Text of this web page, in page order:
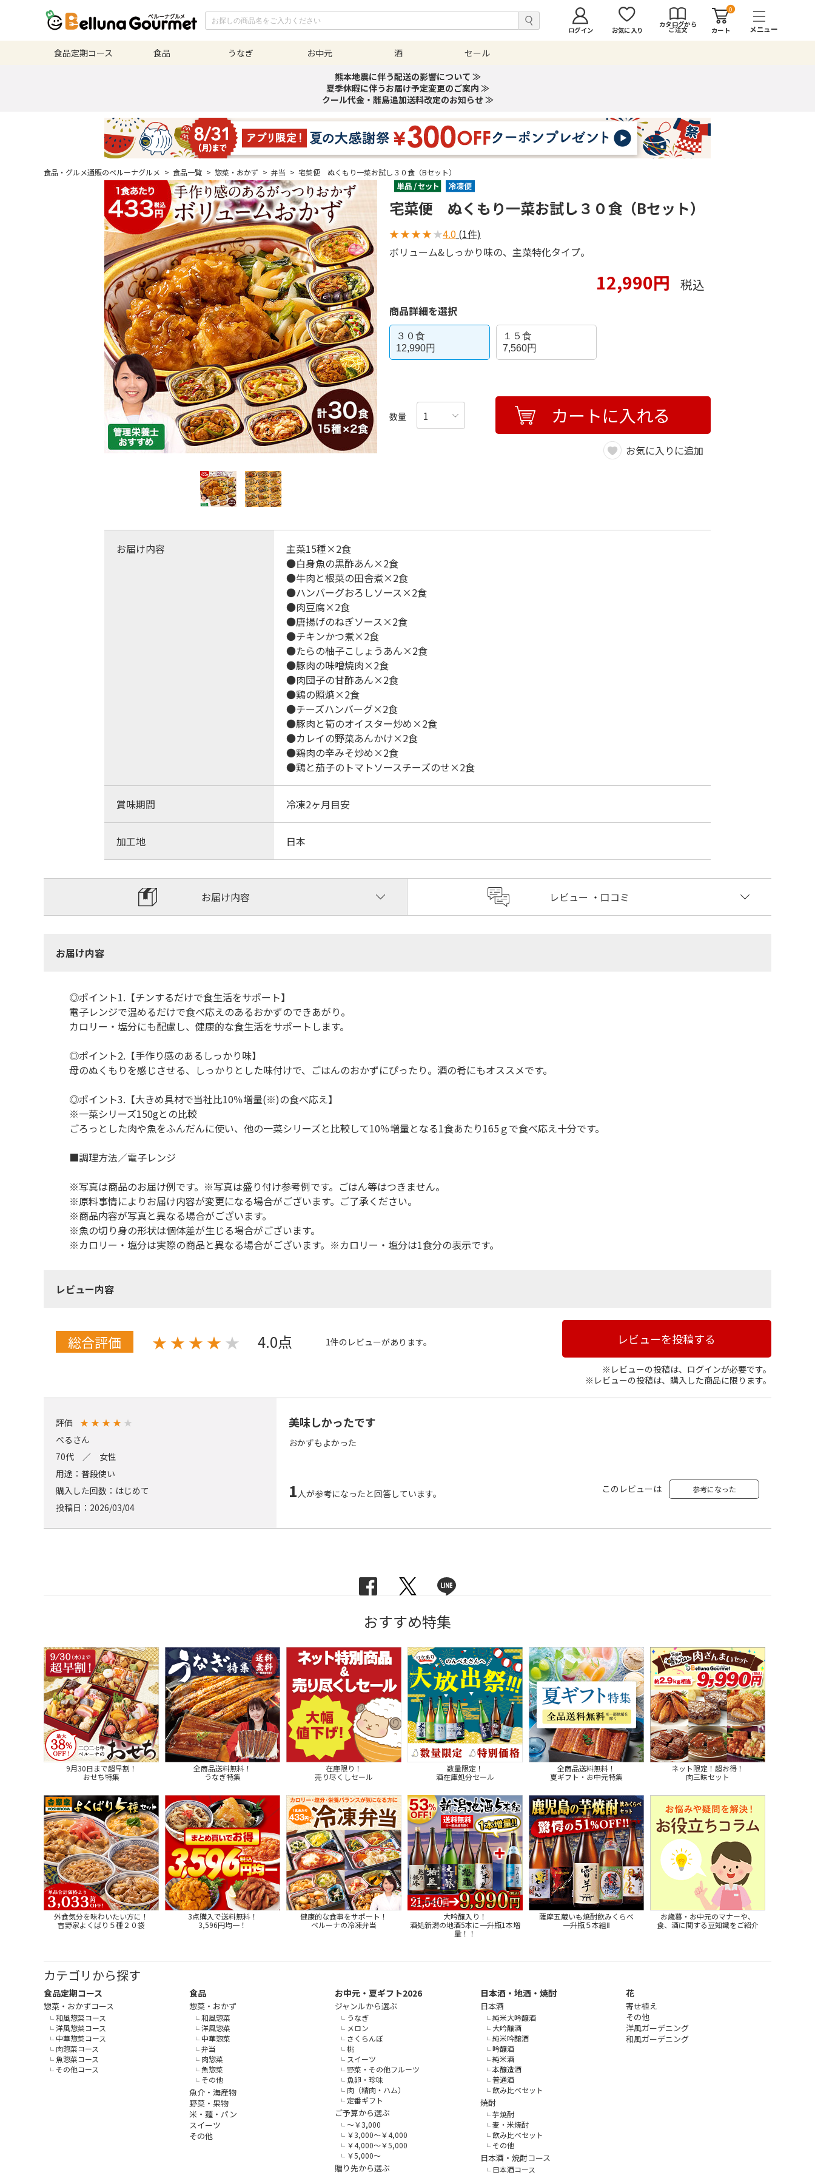
ログイン お気に入り
カタログから
ご注文
0
カート
食品定期コース 食品 うなぎ お中元 酒
セール
熊本地震に伴う配送の影響について ≫
夏季休暇に伴うお届け予定変更のご案内 ≫
クール代金・離島追加送料改定のお知らせ ≫
食品・グルメ通販のベルーナグルメ > 食品一覧 > 惣菜・おかず > 弁当 > 宅菜便 ぬくもり一菜お試し３０食（Bセット）
宅菜便 ぬくもり一菜お試し３０食（Bセット）
★★★★★4.0 (1件)
ボリューム&しっかり味の、主菜特化タイプ。
12,990円 税込
商品詳細を選択
３０食
12,990円
１５食
7,560円
数量 カートに入れる
お気に入りに追加
お届け内容
主菜15種×2食
●白身魚の黒酢あん×2食
●牛肉と根菜の田舎煮×2食
●ハンバーグおろしソース×2食
●肉豆腐×2食
●唐揚げのねぎソース×2食
●チキンかつ煮×2食
●たらの柚子こしょうあん×2食
●豚肉の味噌焼肉×2食
●肉団子の甘酢あん×2食
●鶏の照焼×2食
●チーズハンバーグ×2食
●豚肉と筍のオイスター炒め×2食
●カレイの野菜あんかけ×2食
●鶏肉の辛みそ炒め×2食
●鶏と茄子のトマトソースチーズのせ×2食
賞味期間 冷凍2ヶ月目安
加工地 日本
お届け内容 レビュー ・口コミ
お届け内容
◎ポイント1.【チンするだけで食生活をサポート】
電子レンジで温めるだけで食べ応えのあるおかずのできあがり。
カロリー・塩分にも配慮し、健康的な食生活をサポートします。
◎ポイント2.【手作り感のあるしっかり味】
母のぬくもりを感じさせる、しっかりとした味付けで、ごはんのおかずにぴったり。酒の肴にもオススメです。
◎ポイント3.【大きめ具材で当社比10％増量(※)の食べ応え】
※一菜シリーズ150gとの比較
ごろっとした肉や魚をふんだんに使い、他の一菜シリーズと比較して10％増量となる1食あたり165ｇで食べ応え十分です。
■調理方法／電子レンジ
※写真は商品のお届け例です。※写真は盛り付け参考例です。ごはん等はつきません。
※原料事情によりお届け内容が変更になる場合がございます。ご了承ください。
※商品内容が写真と異なる場合がございます。
※魚の切り身の形状は個体差が生じる場合がございます。
※カロリー・塩分は実際の商品と異なる場合がございます。※カロリー・塩分は1食分の表示です。
レビュー内容
総合評価 ★ ★ ★ ★ ★ 4.0点 1件のレビューがあります。 レビューを投稿する
※レビューの投稿は、ログインが必要です。
※レビューの投稿は、購入した商品に限ります。
評価 ★ ★ ★ ★ ★
べるさん
70代 ／ 女性
用途：普段使い
購入した回数：はじめて
投稿日：2026/03/04
美味しかったです
おかずもよかった
1人が参考になったと回答しています。 このレビューは 参考になった
おすすめ特集
9月30日まで超早割！
おせち特集
全商品送料無料！
うなぎ特集
在庫限り！
売り尽くしセール
数量限定！
酒在庫処分セール
全商品送料無料！
夏ギフト・お中元特集
ネット限定！超お得！
肉三昧セット
外食気分を味わいたい方に！
吉野家よくばり５種２０袋
3点購入で送料無料！
3,596円均一！
健康的な食事をサポート！
ベルーナの冷凍弁当
大吟醸入り！
酒処新潟の地酒5本に一升瓶1本増
量！！
薩摩五蔵いも焼酎飲みくらべ
一升瓶５本組Ⅱ
お歳暮・お中元のマナーや、
食、酒に関する豆知識をご紹介
カテゴリから探す
食品定期コース
惣菜・おかずコース
和風惣菜コース
洋風惣菜コース
中華惣菜コース
肉惣菜コース
魚惣菜コース
その他コース
食品
惣菜・おかず
和風惣菜
洋風惣菜
中華惣菜
弁当
肉惣菜
魚惣菜
その他
魚介・海産物
野菜・果物
米・麺・パン
スイーツ
その他
お中元・夏ギフト2026
ジャンルから選ぶ
うなぎ
メロン
さくらんぼ
桃
スイーツ
野菜・その他フルーツ
魚卵・珍味
肉（精肉・ハム）
定番ギフト
ご予算から選ぶ
～￥3,000
￥3,000～￥4,000
￥4,000～￥5,000
￥5,000～
贈り先から選ぶ
日本酒・地酒・焼酎
日本酒
純米大吟醸酒
大吟醸酒
純米吟醸酒
吟醸酒
純米酒
本醸造酒
普通酒
飲み比べセット
焼酎
芋焼酎
麦・米焼酎
飲み比べセット
その他
日本酒・焼酎コース
日本酒コース
花
寄せ植え
その他
洋風ガーデニング
和風ガーデニング